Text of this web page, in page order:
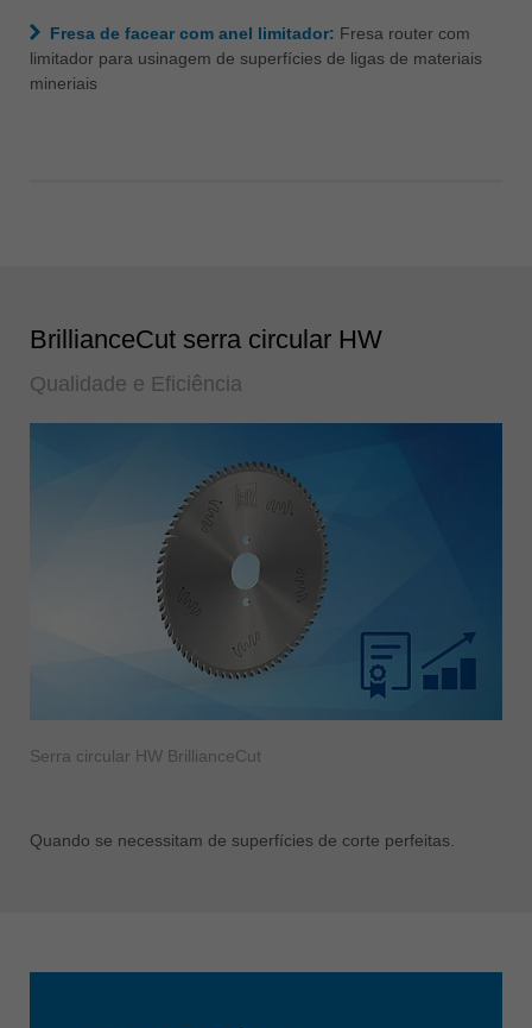
Fresa de facear com anel limitador: Fresa router com
limitador para usinagem de superfícies de ligas de materiais
mineriais
BrillianceCut serra circular HW
Qualidade e Eficiência
Serra circular HW BrillianceCut
Quando se necessitam de superfícies de corte perfeitas.